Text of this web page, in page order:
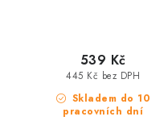
Skladem do 10
pracovních dní
445 Kč bez DPH
539 Kč